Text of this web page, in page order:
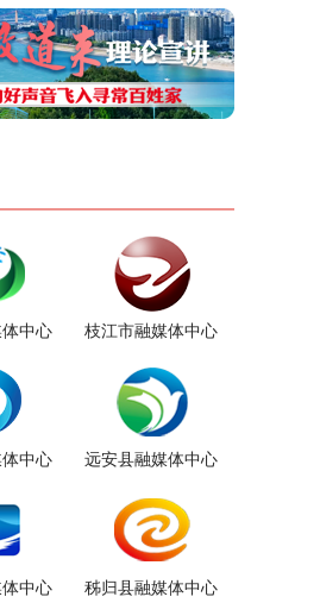
中心 枝江市融媒体中心
中心 远安县融媒体中心
中心 秭归县融媒体中心